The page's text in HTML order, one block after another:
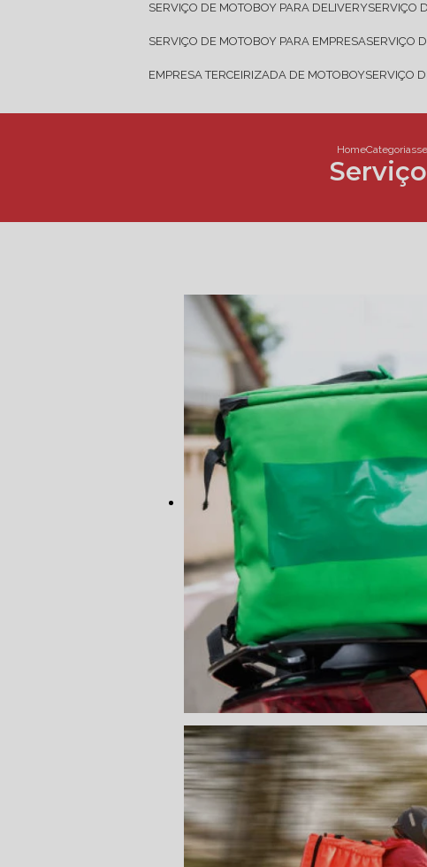
SERVIÇO DE MOTOBOY PARA DELIVERY SERVIÇO
SERVIÇO DE MOTOBOY PARA EMPRESA SERVIÇO
EMPRESA TERCEIRIZADA DE MOTOBOY SERVIÇO
HomeCategorias